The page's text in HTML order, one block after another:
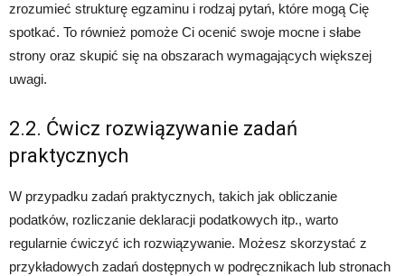
zrozumieć strukturę egzaminu i rodzaj pytań, które mogą Cię
spotkać. To również pomoże Ci ocenić swoje mocne i słabe
strony oraz skupić się na obszarach wymagających większej
uwagi.
2.2. Ćwicz rozwiązywanie zadań
praktycznych
W przypadku zadań praktycznych, takich jak obliczanie
podatków, rozliczanie deklaracji podatkowych itp., warto
regularnie ćwiczyć ich rozwiązywanie. Możesz skorzystać z
przykładowych zadań dostępnych w podręcznikach lub stronach